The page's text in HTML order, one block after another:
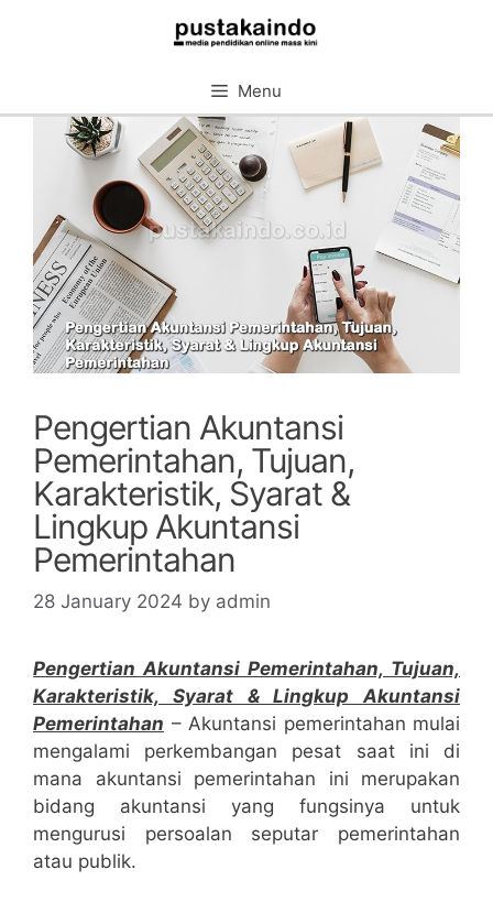
Menu
Pengertian Akuntansi
Pemerintahan, Tujuan,
Karakteristik, Syarat &
Lingkup Akuntansi
Pemerintahan
28 January 2024 by admin
Pengertian Akuntansi Pemerintahan, Tujuan,
Karakteristik, Syarat & Lingkup Akuntansi
Pemerintahan – Akuntansi pemerintahan mulai
mengalami perkembangan pesat saat ini di
mana akuntansi pemerintahan ini merupakan
bidang akuntansi yang fungsinya untuk
mengurusi persoalan seputar pemerintahan
atau publik.